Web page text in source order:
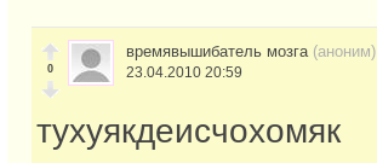
0
времявышибатель мозга (аноним)
23.04.2010 20:59
тухуякдеисчохомяк